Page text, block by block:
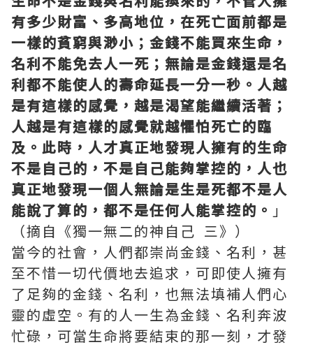
有多少財富、多高地位，在死亡面前都是
一樣的貧窮與渺小；金錢不能買來生命，
名利不能免去人一死；無論是金錢還是名
利都不能使人的壽命延長一分一秒。人越
是有這樣的感覺，越是渴望能繼續活著；
人越是有這樣的感覺就越懼怕死亡的臨
及。此時，人才真正地發現人擁有的生命
不是自己的，不是自己能夠掌控的，人也
真正地發現一個人無論是生是死都不是人
能說了算的，都不是任何人能掌控的。 」
（摘自《獨一無二的神自己 三》）
當今的社會，人們都崇尚金錢、名利，甚
至不惜一切代價地去追求，可即使人擁有
了足夠的金錢、名利，也無法填補人們心
靈的虛空。有的人一生為金錢、名利奔波
忙碌，可當生命將要結束的那一刻，才發